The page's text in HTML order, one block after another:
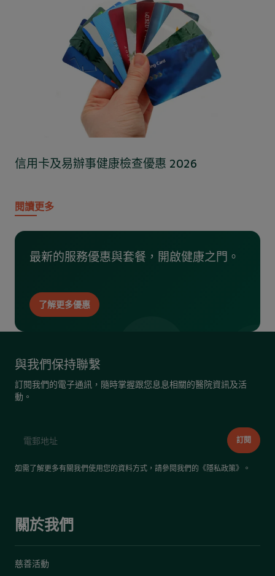
信用卡及易辦事健康檢查優惠 2026
閱讀更多
最新的服務優惠與套餐，開啟健康之門。
了解更多優惠
與我們保持聯繫
訂閱我們的電子通訊，隨時掌握跟您息息相關的醫院資訊及活
動。
如需了解更多有關我們使用您的資料方式，請參閱我們的《隱私政策》。
關於我們
慈善活動